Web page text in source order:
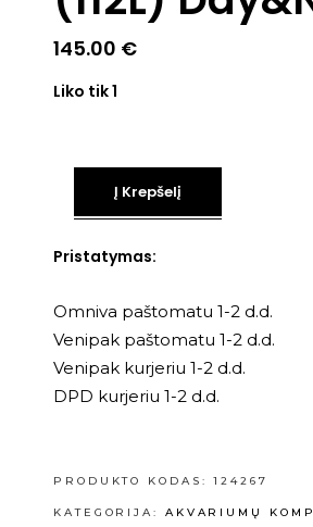
145.00 €
Liko tik 1
Į Krepšelį
Pristatymas:
Omniva paštomatu 1-2 d.d.
Venipak paštomatu 1-2 d.d.
Venipak kurjeriu 1-2 d.d.
DPD kurjeriu 1-2 d.d.
PRODUKTO KODAS:124267
KATEGORIJA: AKVARIUMŲ